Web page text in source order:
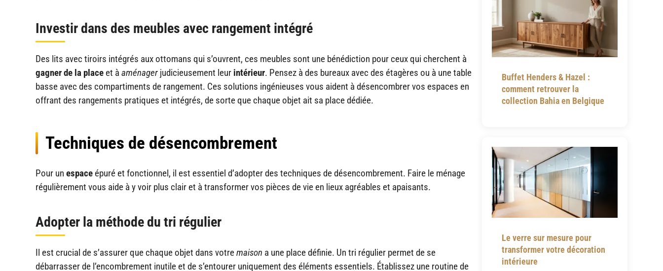
Investir dans des meubles avec rangement intégré
Des lits avec tiroirs intégrés aux ottomans qui s’ouvrent, ces meubles sont une bénédiction pour ceux qui cherchent à
gagner de la place et à aménager judicieusement leur intérieur. Pensez à des bureaux avec des étagères ou à une table
basse avec des compartiments de rangement. Ces solutions ingénieuses vous aident à désencombrer vos espaces en
offrant des rangements pratiques et intégrés, de sorte que chaque objet ait sa place dédiée.
Techniques de désencombrement
Pour un espace épuré et fonctionnel, il est essentiel d’adopter des techniques de désencombrement. Faire le ménage
régulièrement vous aide à y voir plus clair et à transformer vos pièces de vie en lieux agréables et apaisants.
Adopter la méthode du tri régulier
Il est crucial de s’assurer que chaque objet dans votremaison a une place définie. Un tri régulier permet de se
débarrasser de l’encombrement inutile et de s’entourer uniquement des éléments essentiels. Établissez une routine de
Buffet Henders & Hazel :
comment retrouver la
collection Bahia en Belgique
Le verre sur mesure pour
transformer votre décoration
intérieure